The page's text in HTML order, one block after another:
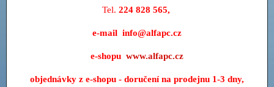
Tel. 224 828 565,
e-mail info@alfapc.cz
e-shopu www.alfapc.cz
objednávky z e-shopu - doručení na prodejnu 1-3 dny,